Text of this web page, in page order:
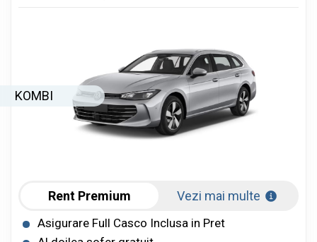
KOMBI
Rent Premium Vezi mai multe
Asigurare Full Casco Inclusa in Pret